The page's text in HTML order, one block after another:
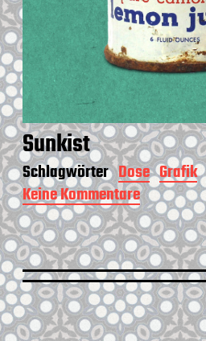
Sunkist
Schlagwörter Dose Grafik
Keine Kommentarez
u
S
u
n
k
i
s
t